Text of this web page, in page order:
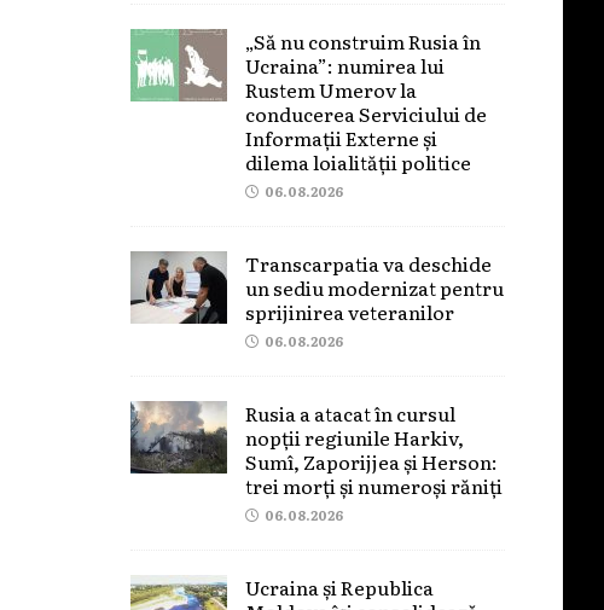
„Să nu construim Rusia în
Ucraina”: numirea lui
Rustem Umerov la
conducerea Serviciului de
Informații Externe și
dilema loialității politice
06.08.2026
Transcarpatia va deschide
un sediu modernizat pentru
sprijinirea veteranilor
06.08.2026
Rusia a atacat în cursul
nopții regiunile Harkiv,
Sumî, Zaporijjea și Herson:
trei morți și numeroși răniți
06.08.2026
Ucraina și Republica